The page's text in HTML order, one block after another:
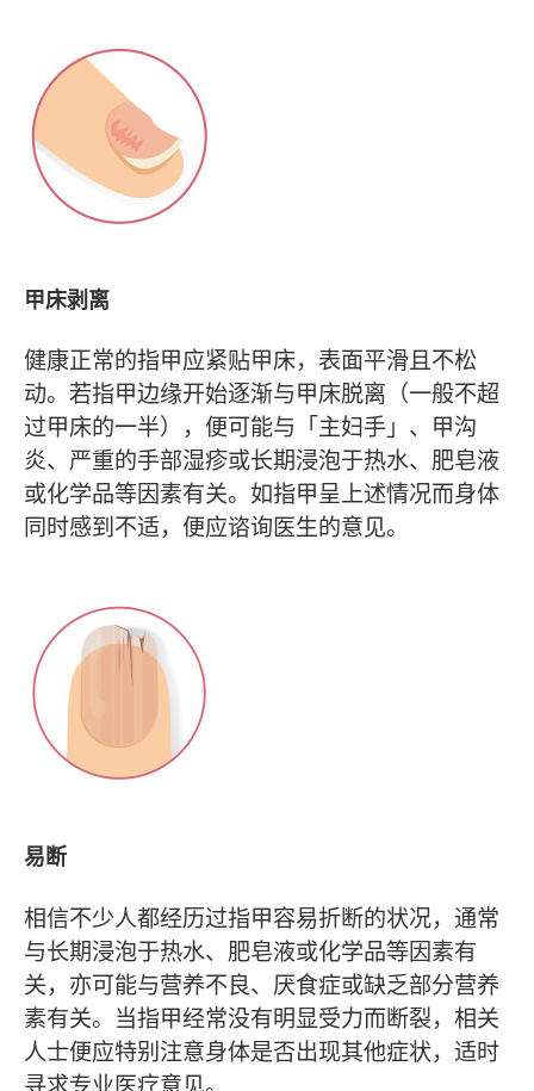
甲床剥离
健康正常的指甲应紧贴甲床，表面平滑且不松
动。若指甲边缘开始逐渐与甲床脱离（一般不超
过甲床的一半），便可能与「主妇手」、甲沟
炎、严重的手部湿疹或长期浸泡于热水、肥皂液
或化学品等因素有关。如指甲呈上述情况而身体
同时感到不适，便应谘询医生的意见。
易断
相信不少人都经历过指甲容易折断的状况，通常
与长期浸泡于热水、肥皂液或化学品等因素有
关，亦可能与营养不良、厌食症或缺乏部分营养
素有关。当指甲经常没有明显受力而断裂，相关
人士便应特别注意身体是否出现其他症状，适时
寻求专业医疗意见。